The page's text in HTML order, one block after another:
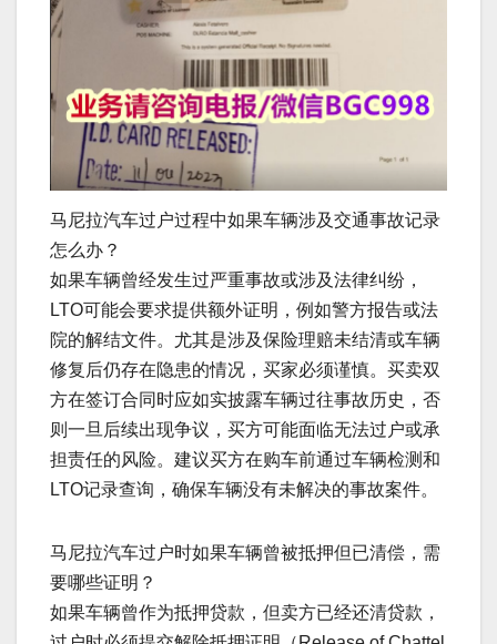
马尼拉汽车过户过程中如果车辆涉及交通事故记录
怎么办？
如果车辆曾经发生过严重事故或涉及法律纠纷，
LTO可能会要求提供额外证明，例如警方报告或法
院的解结文件。尤其是涉及保险理赔未结清或车辆
修复后仍存在隐患的情况，买家必须谨慎。买卖双
方在签订合同时应如实披露车辆过往事故历史，否
则一旦后续出现争议，买方可能面临无法过户或承
担责任的风险。建议买方在购车前通过车辆检测和
LTO记录查询，确保车辆没有未解决的事故案件。
马尼拉汽车过户时如果车辆曾被抵押但已清偿，需
要哪些证明？
如果车辆曾作为抵押贷款，但卖方已经还清贷款，